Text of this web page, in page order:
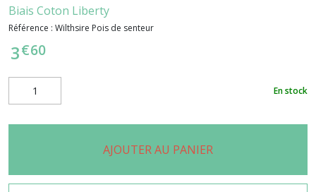
Biais Coton Liberty
Référence : Wilthsire Pois de senteur
3€60
En stock
AJOUTER AU PANIER